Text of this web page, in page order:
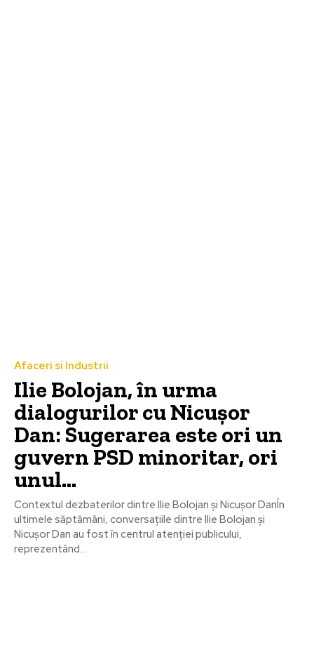
Afaceri si Industrii
Ilie Bolojan, în urma
dialogurilor cu Nicușor
Dan: Sugerarea este ori un
guvern PSD minoritar, ori
unul…
Contextul dezbaterilor dintre Ilie Bolojan și Nicușor DanÎn
ultimele săptămâni, conversațiile dintre Ilie Bolojan și
Nicușor Dan au fost în centrul atenției publicului,
reprezentând...